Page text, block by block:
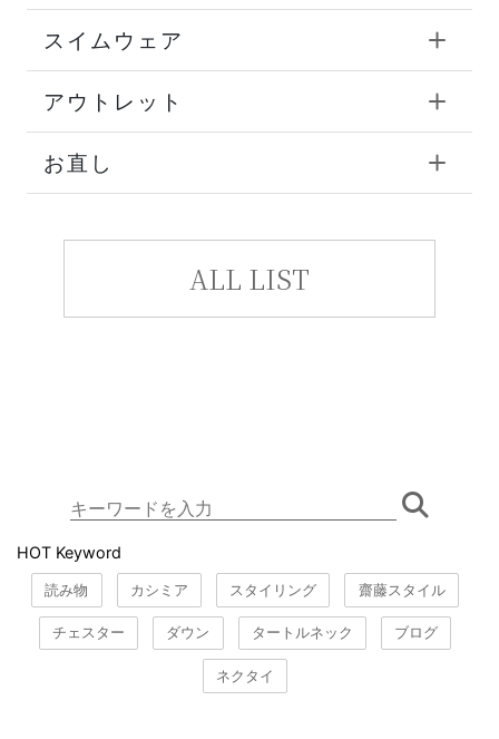
スイムウェア
アウトレット
お直し
ALL LIST
HOT Keyword
読み物 カシミア スタイリング 齋藤スタイル
チェスター ダウン タートルネック ブログ
ネクタイ